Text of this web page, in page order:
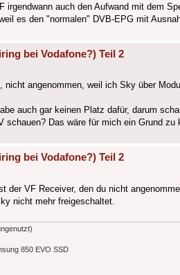
irgendwann auch den Aufwand mit dem
es den "normalen" DVB-EPG mit
bei Vodafone?) Teil 2
nicht angenommen, weil ich Sky über
auch gar keinen Platz dafür, darum
Das wäre für mich ein Grund zu
bei Vodafone?) Teil 2
VF Receiver, den du nicht
nicht mehr freigeschaltet.
850 EVO SSD